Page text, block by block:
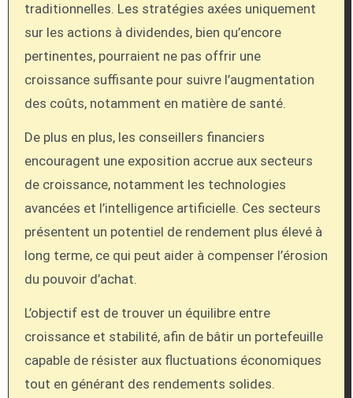
traditionnelles. Les stratégies axées uniquement
sur les actions à dividendes, bien qu’encore
pertinentes, pourraient ne pas offrir une
croissance suffisante pour suivre l’augmentation
des coûts, notamment en matière de santé.
De plus en plus, les conseillers financiers
encouragent une exposition accrue aux secteurs
de croissance, notamment les technologies
avancées et l’intelligence artificielle. Ces secteurs
présentent un potentiel de rendement plus élevé à
long terme, ce qui peut aider à compenser l’érosion
du pouvoir d’achat.
L’objectif est de trouver un équilibre entre
croissance et stabilité, afin de bâtir un portefeuille
capable de résister aux fluctuations économiques
tout en générant des rendements solides.